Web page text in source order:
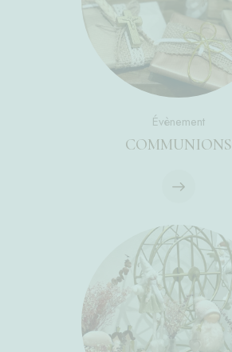
Évènement
COMMUNIONS